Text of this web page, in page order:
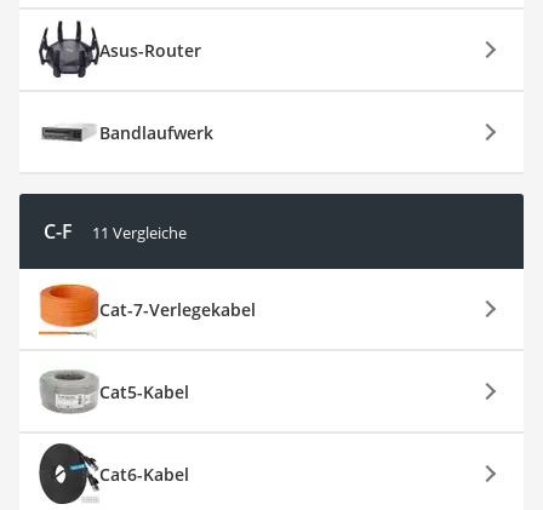
Asus-Router
Bandlaufwerk
C-F 11 Vergleiche
Cat-7-Verlegekabel
Cat5-Kabel
Cat6-Kabel